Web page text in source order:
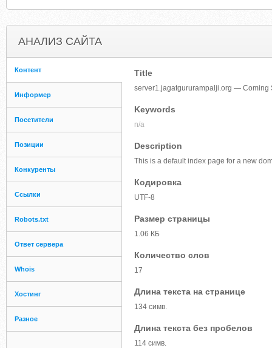
АНАЛИЗ САЙТА
Контент
Информер
Посетители
Позиции
Конкуренты
Ссылки
Robots.txt
Ответ сервера
Whois
Хостинг
Разное
Title
server1.jagatgururampalji.org — Coming
Keywords
n/a
Description
This is a default index page for a new
Кодировка
UTF-8
Размер страницы
1.06 КБ
Количество слов
17
Длина текста на странице
134 симв.
Длина текста без пробелов
114 симв.